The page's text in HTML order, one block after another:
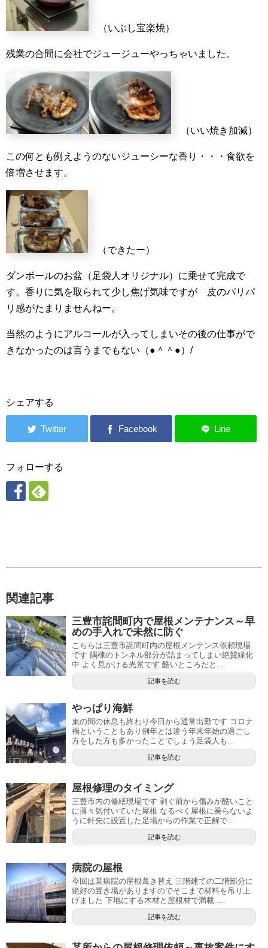
（いぶし宝楽焼）
残業の合間に会社でジュージューやっちゃいました。
（いい焼き加減）
この何とも例えようのないジューシーな香り・・・食欲を
倍増させます。
（できたー）
ダンボールのお盆（足袋人オリジナル）に乗せて完成で
す。香りに気を取られて少し焦げ気味ですが 皮のパリパ
リ感がたまりませんねー。
当然のようにアルコールが入ってしまいその後の仕事がで
きなかったのは言うまでもない（●＾＾●）/
シェアする
フォローする
関連記事
三豊市詫間町内で屋根メンテナンス～早
めの手入れで未然に防ぐ
こちらは三豊市詫間町内の屋根メンテンス依頼現場
です 隅棟のトンネル部分が詰まってしまい絶賛緑化
中 よく見かける光景です 酷いところだと...
記事を読む
やっぱり海鮮
束の間の休息も終わり今日から通常出勤です コロナ
禍ということもあり例年とは違う年末年始の過ごし
方をした方も多かったことでしょう足袋人も...
記事を読む
屋根修理のタイミング
三豊市内の修繕現場です 剥ぐ前から傷みが酷いこと
に薄々気付いていた屋根 なるべく屋根に乗らないよ
うに軒先に設置した足場からの作業で正解で...
記事を読む
病院の屋根
今回は某病院の屋根葺き替え 三階建ての二階部分に
絶好の置き場がありますのでそこまで材料を吊り上
げました 下地にする木材と屋根材で満載 ...
記事を読む